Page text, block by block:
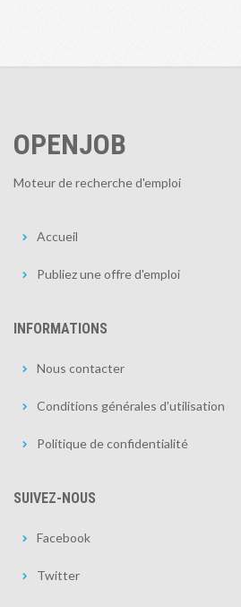
OPENJOB
Moteur de recherche d'emploi
Accueil
Publiez une offre d'emploi
INFORMATIONS
Nous contacter
Conditions générales d'utilisation
Politique de confidentialité
SUIVEZ-NOUS
Facebook
Twitter